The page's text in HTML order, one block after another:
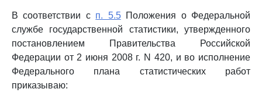
В соответствии с п. 5.5Положения о Федеральной
службе государственной статистики, утвержденного
постановлением Правительства Российской
Федерации от 2 июня 2008 г. N 420, и во исполнение
Федерального плана статистических работ
приказываю: